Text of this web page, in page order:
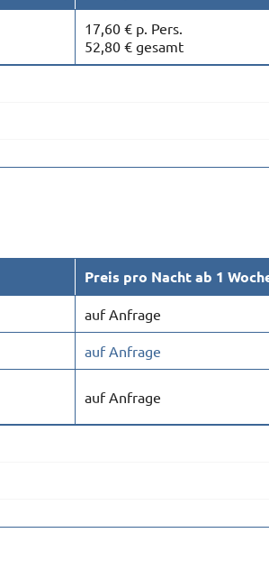
17,60 € p. Pers.
52,80 € gesamt
Preis pro Nacht ab 1
auf Anfrage
auf Anfrage
auf Anfrage